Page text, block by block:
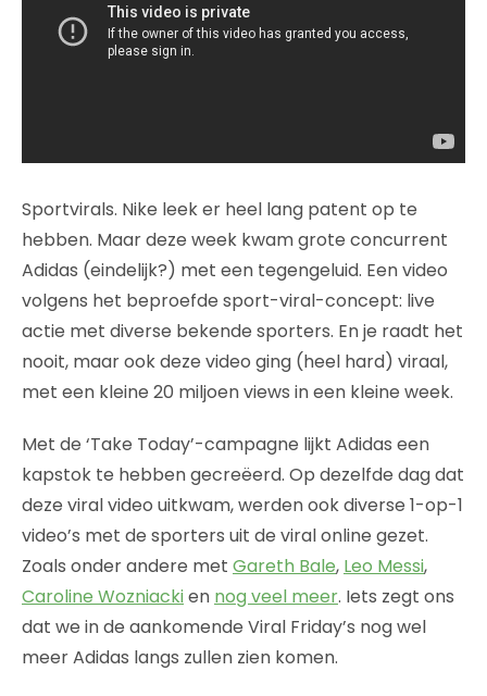
Sportvirals. Nike leek er heel lang patent op te
hebben. Maar deze week kwam grote concurrent
Adidas (eindelijk?) met een tegengeluid. Een video
volgens het beproefde sport-viral-concept: live
actie met diverse bekende sporters. En je raadt het
nooit, maar ook deze video ging (heel hard) viraal,
met een kleine 20 miljoen views in een kleine week.
Met de ‘Take Today’-campagne lijkt Adidas een
kapstok te hebben gecreëerd. Op dezelfde dag dat
deze viral video uitkwam, werden ook diverse 1-op-1
video’s met de sporters uit de viral online gezet.
Zoals onder andere met Gareth Bale, Leo Messi,
Caroline Wozniackien nog veel meer. Iets zegt ons
dat we in de aankomende Viral Friday’s nog wel
meer Adidas langs zullen zien komen.